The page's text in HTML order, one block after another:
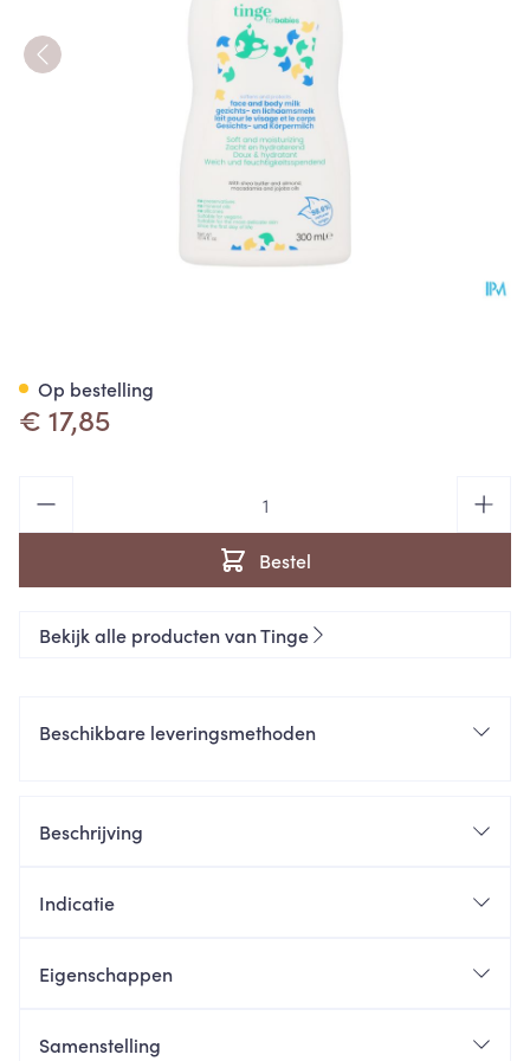
€ 17,85
Bestel
Op bestelling
Bekijk alle producten van Tinge
Beschikbare leveringsmethoden
Beschrijving
Indicatie
Eigenschappen
Samenstelling